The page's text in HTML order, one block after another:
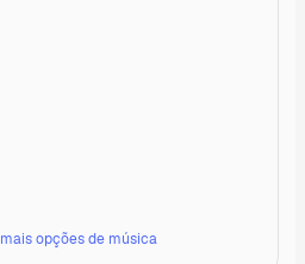
mais opções de música